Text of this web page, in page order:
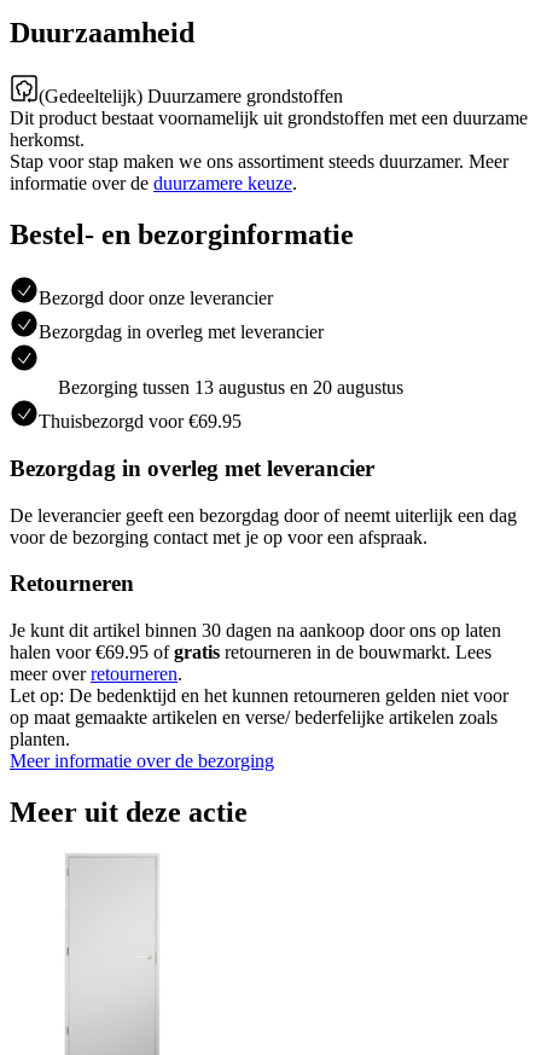
Duurzaamheid
(Gedeeltelijk) Duurzamere grondstoffen
Dit product bestaat voornamelijk uit grondstoffen met een duurzame
herkomst.
Stap voor stap maken we ons assortiment steeds duurzamer. Meer
informatie over de duurzamere keuze.
Bestel- en bezorginformatie
Bezorgd door onze leverancier
Bezorgdag in overleg met leverancier
Bezorging tussen 13 augustus en 20 augustus
Thuisbezorgd voor €69.95
Bezorgdag in overleg met leverancier
De leverancier geeft een bezorgdag door of neemt uiterlijk een dag
voor de bezorging contact met je op voor een afspraak.
Retourneren
Je kunt dit artikel binnen 30 dagen na aankoop door ons op laten
halen voor €69.95 ofgratis retourneren in de bouwmarkt. Lees
meer overretourneren.
Let op: De bedenktijd en het kunnen retourneren gelden niet voor
op maat gemaakte artikelen en verse/ bederfelijke artikelen zoals
planten.
Meer informatie over de bezorging
Meer uit deze actie